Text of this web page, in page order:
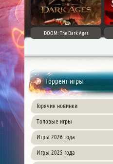
DOOM: The Dark Ages
Торрент игры
Горячие новинки
Топовые игры
Игры 2026 года
Игры 2025 года